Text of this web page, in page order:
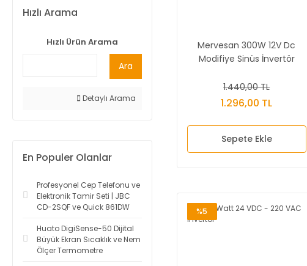
Hızlı Arama
Hızlı Ürün Arama
Ara
Detaylı Arama
En Populer Olanlar
Profesyonel Cep Telefonu ve
Elektronik Tamir Seti | JBC
CD-2SQF ve Quick 861DW
Huato DigiSense-50 Dijital
Büyük Ekran Sıcaklık ve Nem
Ölçer Termometre
Mervesan 300W 12V Dc
Modifiye Sinüs İnvertör
1.440,00 TL
1.296,00 TL
Sepete Ekle
%5